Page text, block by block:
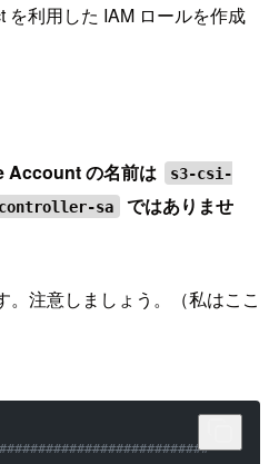
を利用した IAM ロールを作成
Account の名前は
s3-csi-
sa
ではありませ
注意しましょう。（私はここ